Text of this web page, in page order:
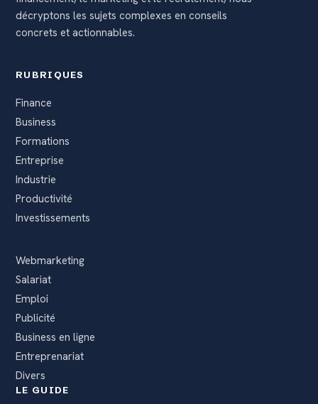
décryptons les sujets complexes en conseils
concrets et actionnables.
RUBRIQUES
Finance
Business
Formations
Entreprise
Industrie
Productivité
Investissements
Webmarketing
Salariat
Emploi
Publicité
Business en ligne
Entreprenariat
Divers
LE GUIDE